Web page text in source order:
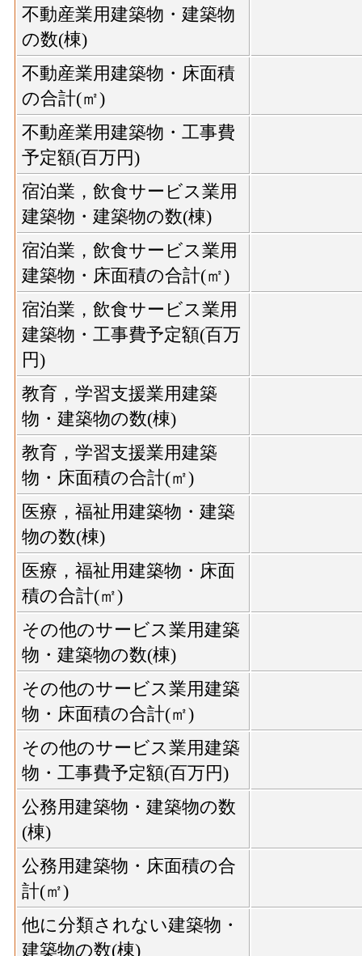
不動産業用建築物・建築物
の数(棟)
不動産業用建築物・床面積
の合計(㎡)
不動産業用建築物・工事費
予定額(百万円)
宿泊業，飲食サービス業用
建築物・建築物の数(棟)
宿泊業，飲食サービス業用
建築物・床面積の合計(㎡)
宿泊業，飲食サービス業用
建築物・工事費予定額(百万
円)
教育，学習支援業用建築
物・建築物の数(棟)
教育，学習支援業用建築
物・床面積の合計(㎡)
医療，福祉用建築物・建築
物の数(棟)
医療，福祉用建築物・床面
積の合計(㎡)
その他のサービス業用建築
物・建築物の数(棟)
その他のサービス業用建築
物・床面積の合計(㎡)
その他のサービス業用建築
物・工事費予定額(百万円)
公務用建築物・建築物の数
(棟)
公務用建築物・床面積の合
計(㎡)
他に分類されない建築物・
建築物の数(棟)